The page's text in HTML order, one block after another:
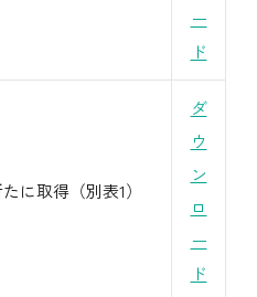
ー
ド
に取得（別表1）
ダ
ウ
ン
ロ
ー
ド